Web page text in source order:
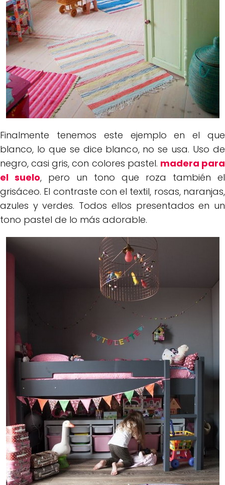
Finalmente tenemos este ejemplo en el que
blanco, lo que se dice blanco, no se usa. Uso de
negro, casi gris, con colores pastel. madera para
el suelo, pero un tono que roza también el
grisáceo. El contraste con el textil, rosas, naranjas,
azules y verdes. Todos ellos presentados en un
tono pastel de lo más adorable.